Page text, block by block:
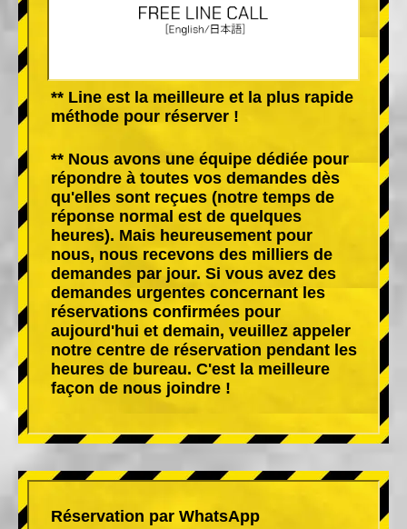
** Line est la meilleure et la plus rapide
méthode pour réserver !
** Nous avons une équipe dédiée pour
répondre à toutes vos demandes dès
qu'elles sont reçues (notre temps de
réponse normal est de quelques
heures). Mais heureusement pour
nous, nous recevons des milliers de
demandes par jour. Si vous avez des
demandes urgentes concernant les
réservations confirmées pour
aujourd'hui et demain, veuillez appeler
notre centre de réservation pendant les
heures de bureau. C'est la meilleure
façon de nous joindre !
Réservation par WhatsApp